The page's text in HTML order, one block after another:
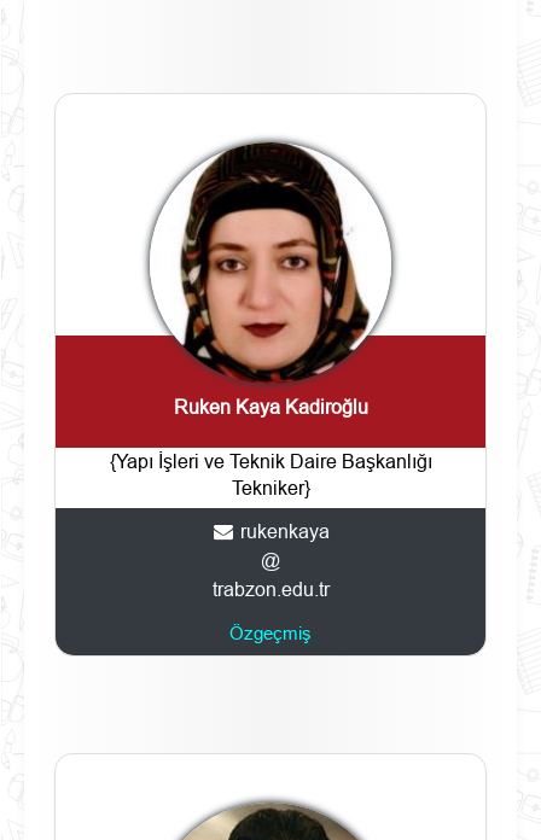
Ruken Kaya Kadiroğlu
{Yapı İşleri ve Teknik Daire Başkanlığı
Tekniker}
rukenkaya
@
trabzon.edu.tr
Özgeçmiş